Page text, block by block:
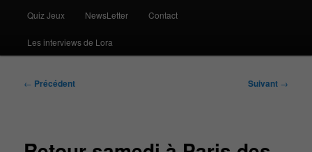
Quiz Jeux NewsLetter Contact
Les interviews de Lora
Navigation
← Précédent Suivant →